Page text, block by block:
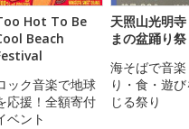
Hot To Be
Beach
ック音楽で地球
応援！全額寄付
ベント
天照山光明
まの盆踊り祭
海そばで音楽
り・食・遊
じる祭り